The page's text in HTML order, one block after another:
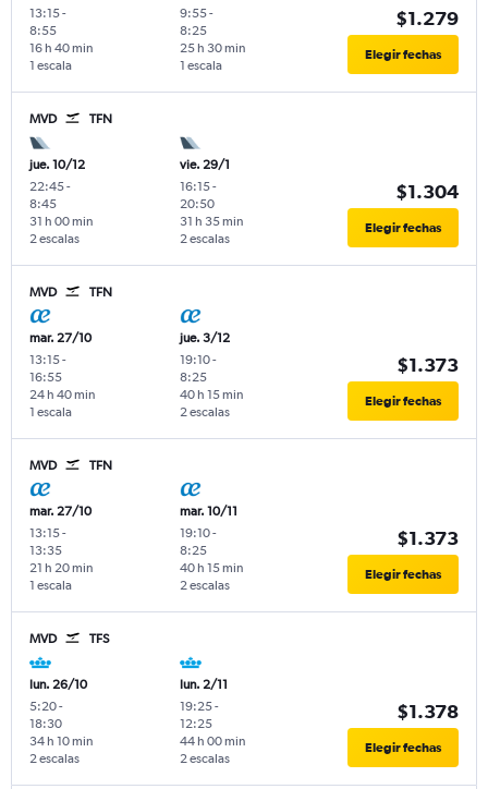
13:15-
8:55
1 escala
16 h 40 min
9:55-
8:25
1 escala
25 h 30 min
$1.279
Elegir fechas
MVD TFN
jue. 10/12
22:45-
8:45
2 escalas
31 h 00 min
vie. 29/1
16:15-
20:50
2 escalas
31 h 35 min
$1.304
Elegir fechas
MVD TFN
mar. 27/10
13:15-
16:55
1 escala
24 h 40 min
jue. 3/12
19:10-
8:25
2 escalas
40 h 15 min
$1.373
Elegir fechas
MVD TFN
mar. 27/10
13:15-
13:35
1 escala
21 h 20 min
mar. 10/11
19:10-
8:25
2 escalas
40 h 15 min
$1.373
Elegir fechas
MVD TFS
lun. 26/10
5:20-
18:30
2 escalas
34 h 10 min
lun. 2/11
19:25-
12:25
2 escalas
44 h 00 min
$1.378
Elegir fechas